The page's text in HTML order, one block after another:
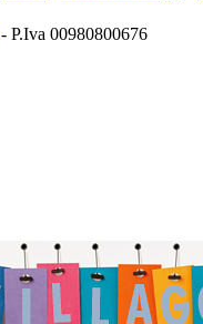
- P.Iva 00980800676